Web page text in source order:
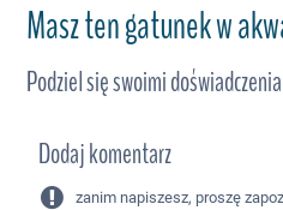
Masz ten gatunek w
Podziel się swoimi
Dodaj komentarz
zanim napiszesz, proszę